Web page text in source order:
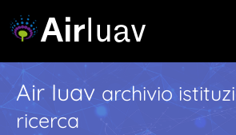
Air Iuav archivio
ricerca